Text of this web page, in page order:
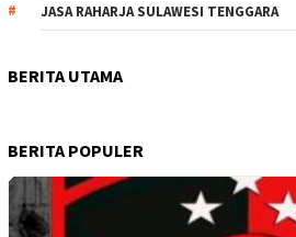
JASA RAHARJA SULAWESI TENGGARA
BERITA UTAMA
BERITA POPULER